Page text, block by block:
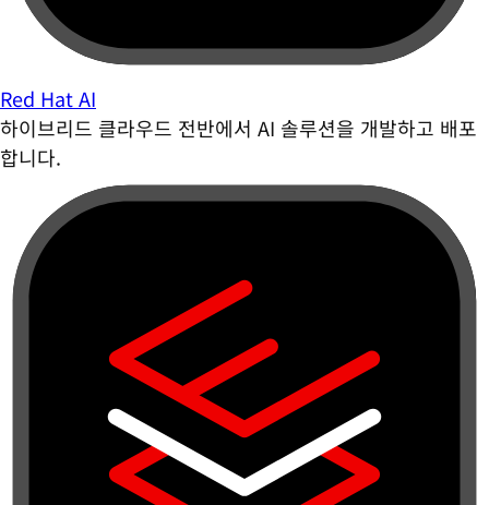
Red Hat AI
하이브리드 클라우드 전반에서 AI 솔루션을 개발하고 배포
합니다.